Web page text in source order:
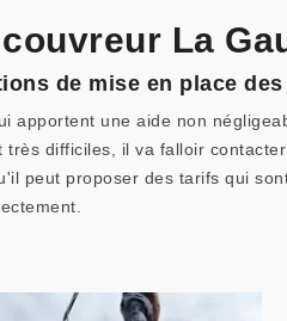
La
de mise en place
apportent une aide non
difficiles, il va falloir
peut proposer des tarifs qui